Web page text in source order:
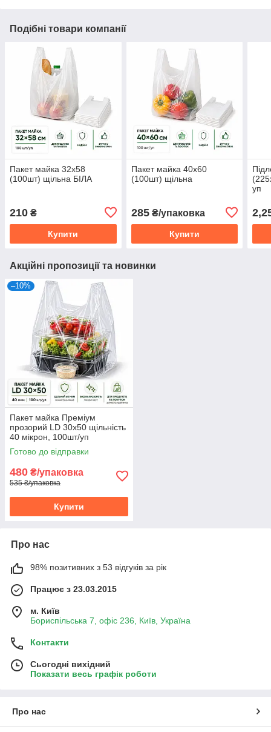
Подібні товари компанії
Пакет майка 32х58
(100шт) щільна БІЛА
210 ₴
Купити
Пакет майка 40х60
(100шт) щільна
285₴/упаковка
Купити
уп
Акційні пропозиції та новинки
–10%
Пакет майка Преміум
прозорий LD 30х50 щільність
40 мікрон, 100шт/уп
Готово до відправки
480 ₴/упаковка
535 ₴/упаковка
Купити
Про нас
98% позитивних з 53 відгуків за рік
Працює з 23.03.2015
м. Київ
Бориспільська 7, офіс 236, Київ, Україна
Контакти
Сьогодні вихідний
Показати весь графік роботи
Про нас